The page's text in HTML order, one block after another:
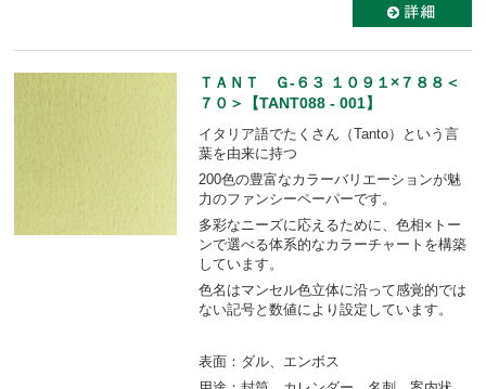
ＴＡＮＴ Ｇ-６３ １０９１×７８８＜
７０＞【TANT088 - 001】
イタリア語でたくさん（Tanto）という言
葉を由来に持つ
200色の豊富なカラーバリエーションが魅
力のファンシーペーパーです。
多彩なニーズに応えるために、色相×トー
ンで選べる体系的なカラーチャートを構築
しています。
色名はマンセル色立体に沿って感覚的では
ない記号と数値により設定しています。
表面：ダル、エンボス